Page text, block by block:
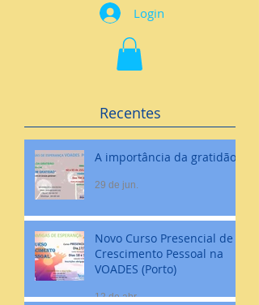
Login
Recentes
A importância da gratidão
29 de jun.
Novo Curso Presencial de
Crescimento Pessoal na
VOADES (Porto)
12 de abr.